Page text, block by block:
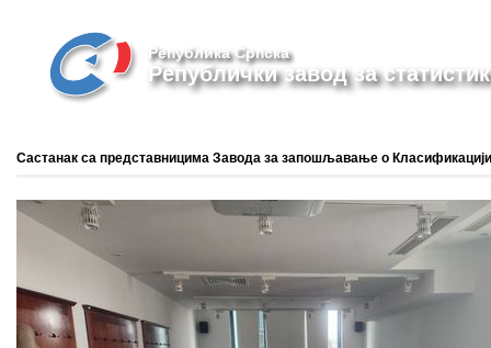
Република Српска
Републички завод за
Састанак са представницима Завода за запошљавање о